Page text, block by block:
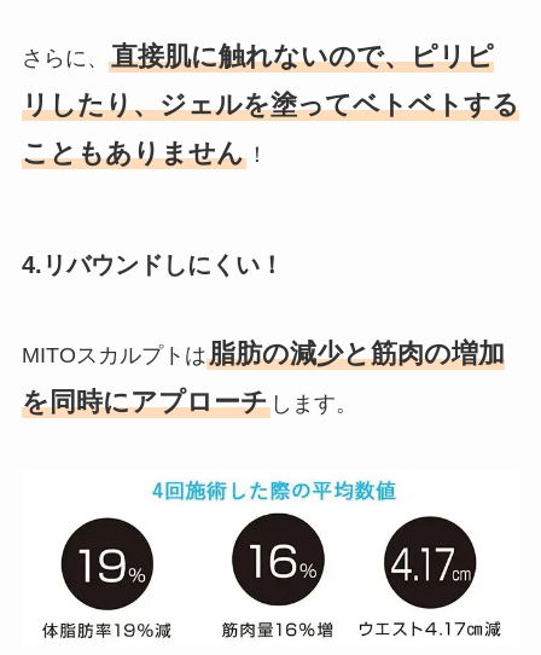
さらに、 直接肌に触れないので、ピリピ
リしたり、ジェルを塗ってベトベトする
こともありません！
4.リバウンドしにくい！
MITOスカルプトは脂肪の減少と筋肉の増加
を同時にアプローチします。